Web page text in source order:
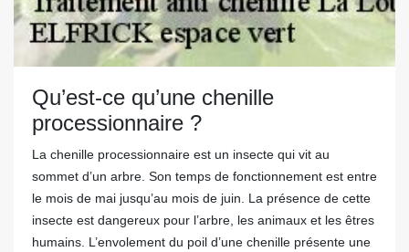
Qu’est-ce qu’une chenille
processionnaire ?
La chenille processionnaire est un insecte qui vit au
sommet d’un arbre. Son temps de fonctionnement est entre
le mois de mai jusqu’au mois de juin. La présence de cette
insecte est dangereux pour l’arbre, les animaux et les êtres
humains. L’envolement du poil d’une chenille présente une